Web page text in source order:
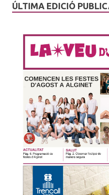
ÚLTIMA EDICIÓ